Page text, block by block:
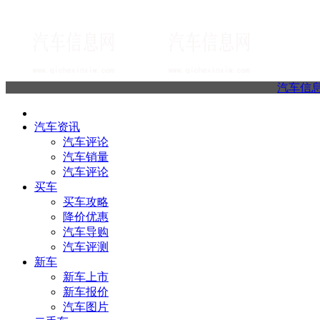
汽车信
汽车资讯
汽车评论
汽车销量
汽车评论
买车
买车攻略
降价优惠
汽车导购
汽车评测
新车
新车上市
新车报价
汽车图片